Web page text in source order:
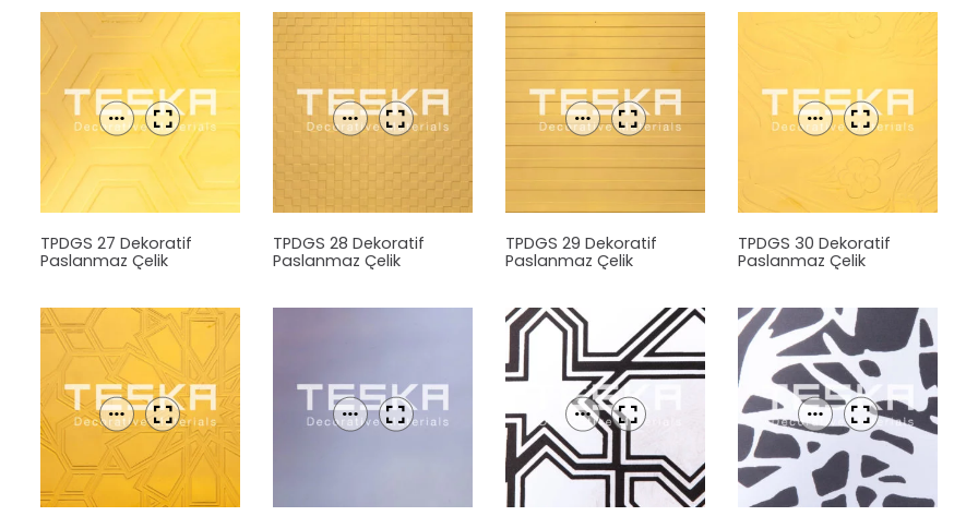
TPDGS 27 Dekoratif
Paslanmaz Çelik
TPDGS 28 Dekoratif
Paslanmaz Çelik
TPDGS 29 Dekoratif
Paslanmaz Çelik
TPDGS 30 Dekoratif
Paslanmaz Çelik